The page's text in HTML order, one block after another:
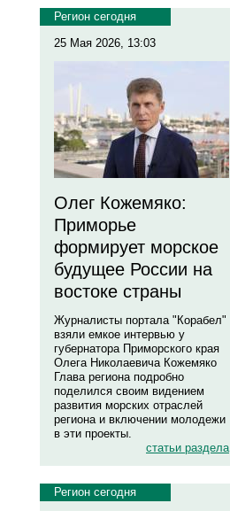
Регион сегодня
25 Мая 2026, 13:03
Олег Кожемяко:
Приморье
формирует морское
будущее России на
востоке страны
Журналисты портала "Корабел"
взяли емкое интервью у
губернатора Приморского края
Олега Николаевича Кожемяко
Глава региона подробно
поделился своим видением
развития морских отраслей
региона и включении молодежи
в эти проекты.
статьи раздела
Регион сегодня